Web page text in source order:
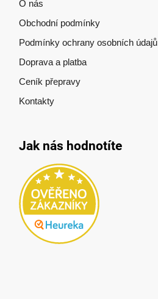
O nás
Obchodní podmínky
Podmínky ochrany osobních údajů
Doprava a platba
Ceník přepravy
Kontakty
Jak nás hodnotíte